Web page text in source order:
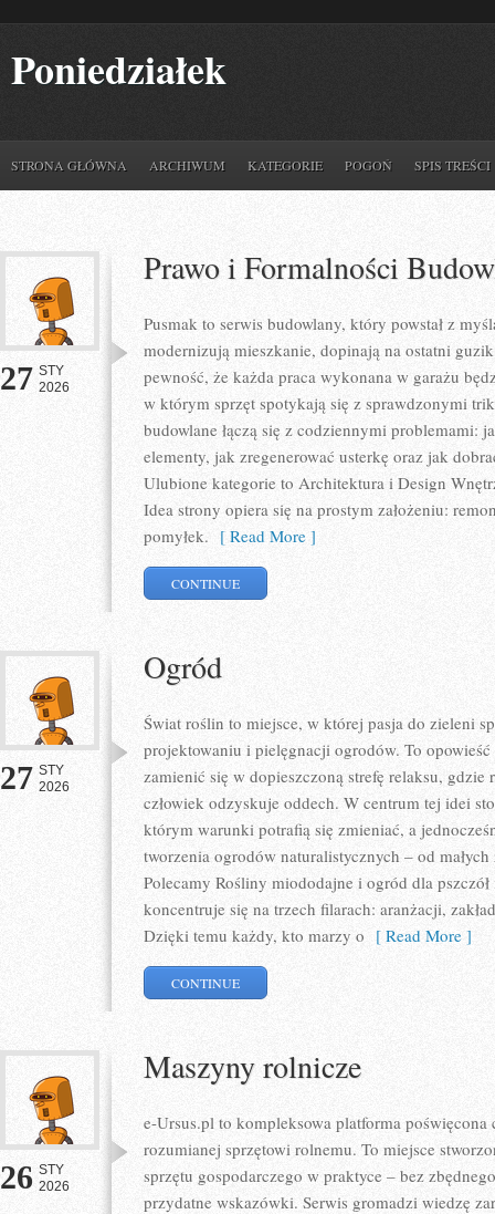
Poniedziałek
STRONA GŁÓWNA ARCHIWUM KATEGORIE POGOŃ SPIS TREŚCI
27 STY
2026
Prawo i Formalności
Pusmak to serwis budowlany, który powstał z
modernizują mieszkanie, dopinają na ostatni
pewność, że każda praca wykonana w garażu
w którym sprzęt spotykają się z sprawdzonymi
budowlane łączą się z codziennymi problemami:
elementy, jak zregenerować usterkę oraz jak
Ulubione kategorie to Architektura i Design
Idea strony opiera się na prostym założeniu:
pomyłek. [ Read More ]
CONTINUE
27 STY
2026
Ogród
Świat roślin to miejsce, w której pasja do zieleni
projektowaniu i pielęgnacji ogrodów. To
zamienić się w dopieszczoną strefę relaksu,
człowiek odzyskuje oddech. W centrum tej idei
którym warunki potrafią się zmieniać, a
tworzenia ogrodów naturalistycznych – od
Polecamy Rośliny miododajne i ogród dla
koncentruje się na trzech filarach: aranżacji,
Dzięki temu każdy, kto marzy o [ Read More ]
CONTINUE
26 STY
2026
Maszyny rolnicze
e-Ursus.pl to kompleksowa platforma
rozumianej sprzętowi rolnemu. To miejsce
sprzętu gospodarczego w praktyce – bez
przydatne wskazówki. Serwis gromadzi wiedzę